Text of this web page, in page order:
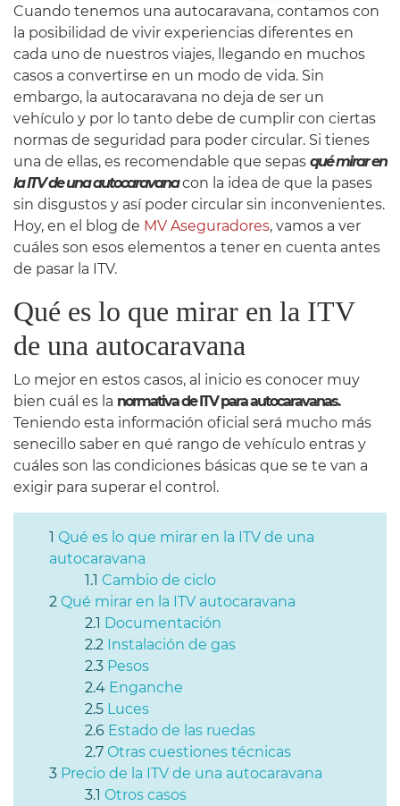
Cuando tenemos una autocaravana, contamos con
la posibilidad de vivir experiencias diferentes en
cada uno de nuestros viajes, llegando en muchos
casos a convertirse en un modo de vida. Sin
embargo, la autocaravana no deja de ser un
vehículo y por lo tanto debe de cumplir con ciertas
normas de seguridad para poder circular. Si tienes
una de ellas, es recomendable que sepas qué mirar en
la ITV de una autocaravanacon la idea de que la pases
sin disgustos y así poder circular sin inconvenientes.
Hoy, en el blog de MV Aseguradores, vamos a ver
cuáles son esos elementos a tener en cuenta antes
de pasar la ITV.
Qué es lo que mirar en la ITV
de una autocaravana
Lo mejor en estos casos, al inicio es conocer muy
bien cuál es la normativa de ITV para autocaravanas.
Teniendo esta información oficial será mucho más
senecillo saber en qué rango de vehículo entras y
cuáles son las condiciones básicas que se te van a
exigir para superar el control.
Qué es lo que mirar en la ITV de una
autocaravana
Cambio de ciclo
Qué mirar en la ITV autocaravana
Documentación
Instalación de gas
Pesos
Enganche
Luces
Estado de las ruedas
Otras cuestiones técnicas
Precio de la ITV de una autocaravana
Otros casos